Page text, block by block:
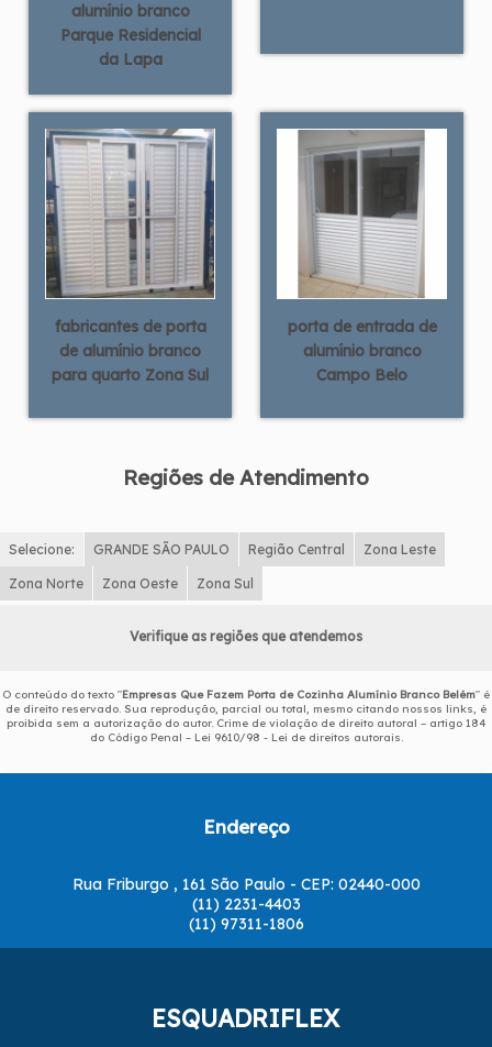
alumínio branco
Parque Residencial
da Lapa
fabricantes de porta
de alumínio branco
para quarto Zona Sul
porta de entrada de
alumínio branco
Campo Belo
Regiões de Atendimento
Selecione: GRANDE SÃO PAULO Região Central Zona Leste
Zona Norte Zona Oeste Zona Sul
Verifique as regiões que atendemos
O conteúdo do texto "Empresas Que Fazem Porta de Cozinha Alumínio Branco Belém" é
de direito reservado. Sua reprodução, parcial ou total, mesmo citando nossos links, é
proibida sem a autorização do autor. Crime de violação de direito autoral – artigo 184
do Código Penal – Lei 9610/98 - Lei de direitos autorais
Endereço
Rua Friburgo , 161 São Paulo - CEP: 02440-000
(11) 2231-4403
(11) 97311-1806
ESQUADRIFLEX